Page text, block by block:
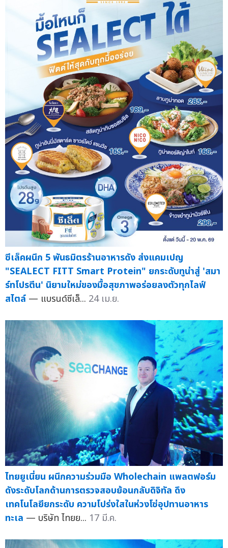
ซีเล็คผนึก 5 พันธมิตรร้านอาหารดัง ส่งแคมเปญ
"SEALECT FITT Smart Protein" ยกระดับทูน่าสู่ 'สมา
ร์ทโปรตีน' นิยามใหม่ของมื้อสุขภาพอร่อยลงตัวทุกไลฟ์
สไตล์ — แบรนด์ซีเล็... 24 เม.ย.
ไทยยูเนี่ยน ผนึกความร่วมมือ Wholechain แพลตฟอร์ม
ดังระดับโลกด้านการตรวจสอบย้อนกลับดิจิทัล ดึง
เทคโนโลยียกระดับ ความโปร่งใสในห่วงโซ่อุปทานอาหาร
ทะเล — บริษัท ไทยย... 17 มี.ค.